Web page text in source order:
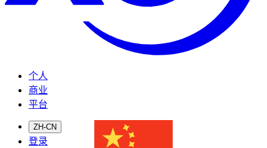
个人
商业
平台
ZH-CN
登录